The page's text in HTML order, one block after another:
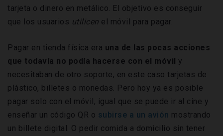
tarjeta o dinero en metálico. El objetivo es conseguir
que los usuarios utilicen el móvil para pagar.
Pagar en tienda física era una de las pocas acciones
que todavía no podía hacerse con el móvil y
necesitaban de otro soporte, en este caso tarjetas de
plástico, billetes o monedas. Pero hoy ya es posible
pagar solo con el móvil, igual que se puede ir al cine y
enseñar un código QR o subirse a un avión mostrando
un billete digital. O pedir comida a domicilio sin tener